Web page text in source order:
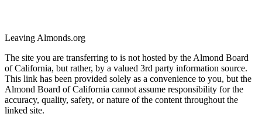
Leaving Almonds.org
The site you are transferring to is not hosted by the Almond Board
of California, but rather, by a valued 3rd party information source.
This link has been provided solely as a convenience to you, but the
Almond Board of California cannot assume responsibility for the
accuracy, quality, safety, or nature of the content throughout the
linked site.